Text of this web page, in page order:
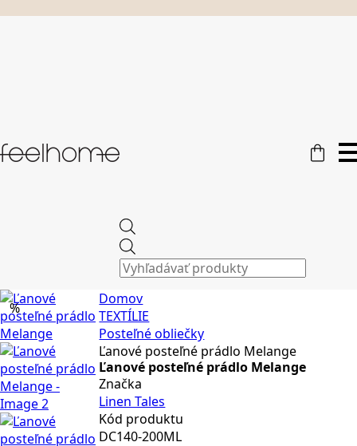
search
%
Domov
TEXTÍLIE
Posteľné obliečky
Ľanové posteľné prádlo Melange
Ľanové posteľné prádlo Melange
Značka
Linen Tales
Kód produktu
DC140-200ML